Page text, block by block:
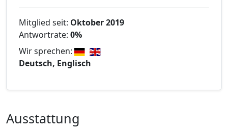
Mitglied seit: Oktober 2019
Antwortrate: 0%
Wir sprechen:
Deutsch, Englisch
Ausstattung